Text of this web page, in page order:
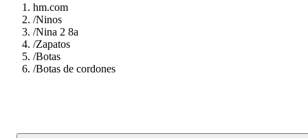
hm.com
/Ninos
/Nina 2 8a
/Zapatos
/Botas
/Botas de cordones